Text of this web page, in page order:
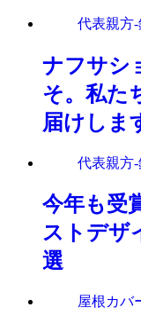
代表親方
ナフサシ
そ。私た
届けしま
代表親方
今年も受
ストデザ
選
屋根カバ